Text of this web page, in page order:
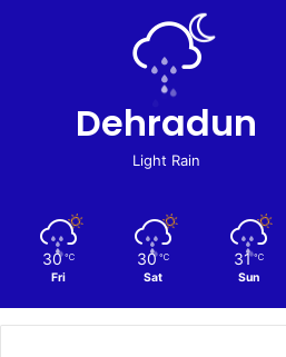
Dehradun
Light Rain
30 ℃
Fri
30 ℃
Sat
31 ℃
Sun